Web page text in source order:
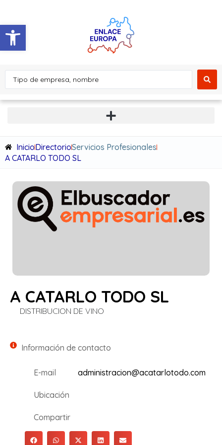
Abrir barra de herramientas
InicioDirectorioServicios Profesionales
A CATARLO TODO SL
A CATARLO TODO SL
DISTRIBUCION DE VINO
Información de contacto
E-mail administracion@acatarlotodo.com
Ubicación
Compartir